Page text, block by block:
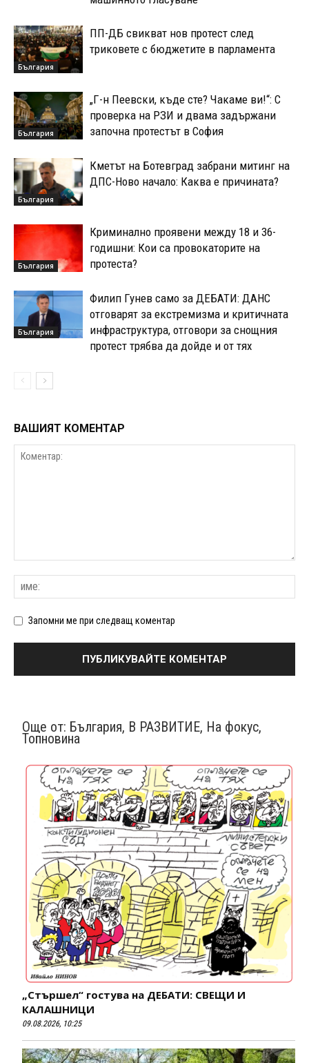
България
ПП-ДБ свикват нов протест след
триковете с бюджетите в парламента
България
„Г-н Пеевски, къде сте? Чакаме ви!“: С
проверка на РЗИ и двама задържани
започна протестът в София
България
Кметът на Ботевград забрани митинг на
ДПС-Ново начало: Каква е причината?
България
Криминално проявени между 18 и 36-
годишни: Кои са провокаторите на
протеста?
България
Филип Гунев само за ДЕБАТИ: ДАНС
отговарят за екстремизма и критичната
инфраструктура, отговори за снощния
протест трябва да дойде и от тях
ВАШИЯТ КОМЕНТАР
Запомни ме при следващ коментар
Още от: България, В РАЗВИТИЕ, На фокус,
Топновина
„Стършел“ гостува на ДЕБАТИ: СВЕЩИ И
КАЛАШНИЦИ
09.08.2026, 10:25